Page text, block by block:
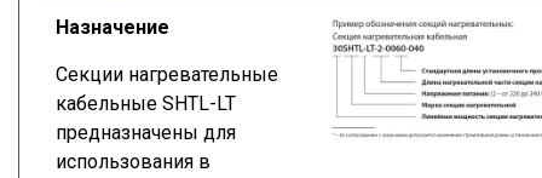
Назначение
Секции нагревательные
кабельные SHTL-LT
предназначены для
использования в